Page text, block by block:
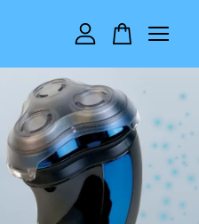
還是空的。
物